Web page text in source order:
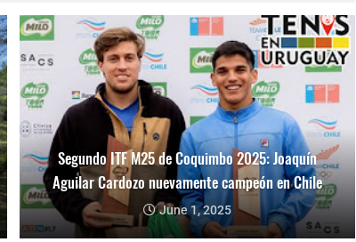
Segundo ITF M25 de Coquimbo 2025: Joaquín
Aguilar Cardozo nuevamente campeón en Chile
June 1, 2025